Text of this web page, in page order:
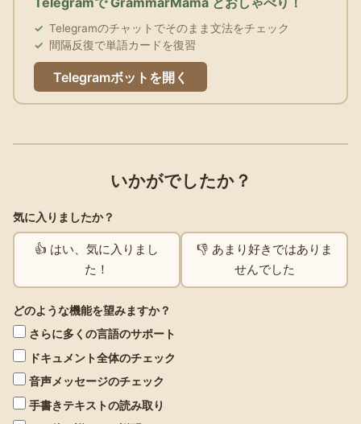
Telegramのチャットでそのまま文法をチェック
間隔反復で単語カードを復習
Telegramボットを開く
いかがでしたか？
気に入りましたか？
👍 はい、気に入りまし
た！
👎 あまり好きではありま
せんでした
どのような機能を望みますか？
さらに多くの言語のサポート
ドキュメント全体のチェック
音声メッセージのチェック
手書きテキストの読み取り